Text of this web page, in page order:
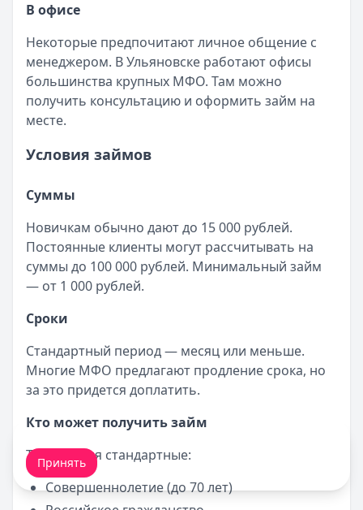
В офисе
Некоторые предпочитают личное общение с
менеджером. В Ульяновске работают офисы
большинства крупных МФО. Там можно
получить консультацию и оформить займ на
месте.
Условия займов
Суммы
Новичкам обычно дают до 15 000 рублей.
Постоянные клиенты могут рассчитывать на
суммы до 100 000 рублей. Минимальный займ
— от 1 000 рублей.
Сроки
Стандартный период — месяц или меньше.
Многие МФО предлагают продление срока, но
за это придется доплатить.
Кто может получить займ
Требования стандартные:
Совершеннолетие (до 70 лет)
Принять